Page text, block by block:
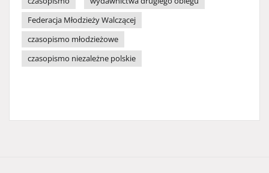
Federacja Młodzieży Walczącej
czasopismo młodzieżowe
czasopismo niezależne polskie